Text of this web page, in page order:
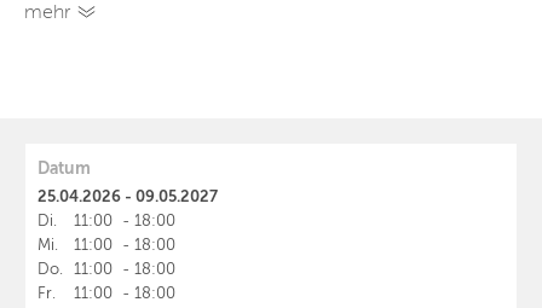
mehr
Datum
25.04.2026 - 09.05.2027
Di. 11:00 - 18:00
Mi.
11:00 - 18:00
Do.
11:00 - 18:00
Fr.
11:00 - 18:00